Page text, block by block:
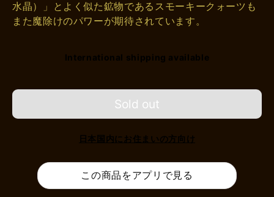
水晶）」とよく似た鉱物であるスモーキークォーツも
また魔除けのパワーが期待されています。
International shipping available
Sold out
日本国内にお住まいの方向け
この商品をアプリで見る